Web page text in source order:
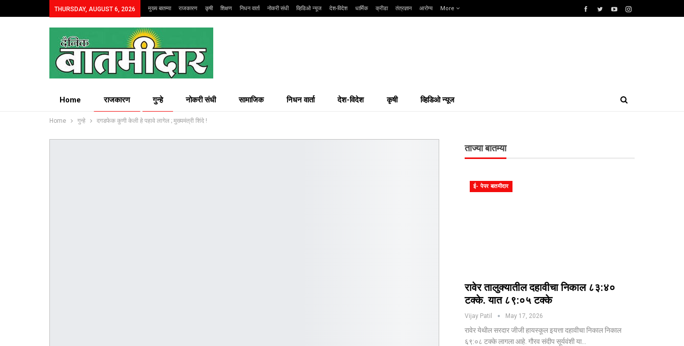
THURSDAY, AUGUST 6, 2026 मुख्य बातम्या राजकारण कृषी शिक्षण निधन वार्ता नोकरी संधी व्हिडिओ न्यूज देश-विदेश धार्मिक क्रीडा तंत्रज्ञान आरोग्य More
Home राजकारण गुन्हे नोकरी संधी सामाजिक निधन वार्ता देश-विदेश कृषी व्हिडिओ न्यूज
Home गुन्हे दगडफेक कुणी केली हे पहावे लागेल ; मुख्यमंत्री शिंदे !
ताज्या बातम्या
ई- पेपर बातमीदार
रावेर तालुक्यातील दहावीचा निकाल ८३:४०
टक्के. यात ८९:०५ टक्के
Vijay Patil May 17, 2026
रावेर येथील सरदार जीजी हायस्कूल इयत्ता दहावीचा निकाल निकाल
६९:०८ टक्के लागला आहे. गौरव संदीप सूर्यवंशी या…